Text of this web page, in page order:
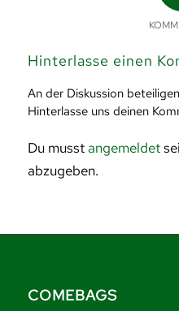
Hinterlasse einen
An der Diskussion
Hinterlasse uns deinen
Du musstangemeldet
abzugeben.
COMEBAGS